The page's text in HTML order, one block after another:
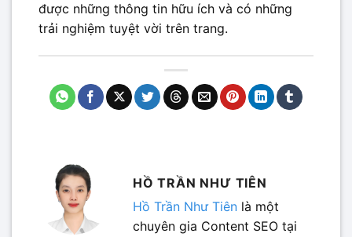
được những thông tin hữu ích và có những
trải nghiệm tuyệt vời trên trang.
HỒ TRẦN NHƯ TIÊN
Hồ Trần Như Tiên là một
chuyên gia Content SEO tại